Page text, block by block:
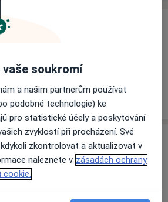
nepřidával žádné informace o
v Motole, LDN
Praha150 06
vaše soukromí
a našim partnerům používat
podobné technologie) ke
pro statistické účely a poskytování
zvyklostí při procházení. Své
zkontrolovat a aktualizovat v
naleznete v zásadách ochrany
cookie.